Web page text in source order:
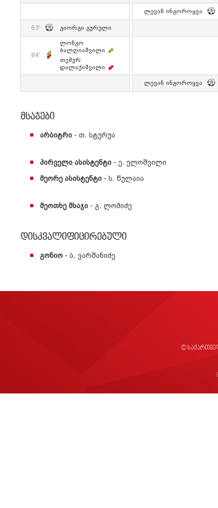
Ლევან Ინგოროყვა
63' Გიორგი Გურული
84'
Ლონგო
Ბალღიაშვილი
Თემურ
Დალაქიშვილი
Ლევან Ინგოროყვა
მსაჯები
არბიტრი - თ. სტურუა
პირველი ასისტენტი - ე. ელოშვილი
მეორე ასისტენტი - ს. წულაია
მეოთხე მსაჯი - გ. ლომიძე
დისკვალიფიცირებული
გონიო - ბ. ვარშანიძე
©